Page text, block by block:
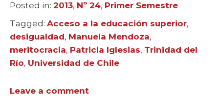
Posted in: Categories
2013, Nº 24, Primer Semestre
Tagged: Tags
Acceso a la educación superior,
desigualdad, Manuela Mendoza,
meritocracia, Patricia Iglesias, Trinidad del
Río, Universidad de Chile
Leave a comment